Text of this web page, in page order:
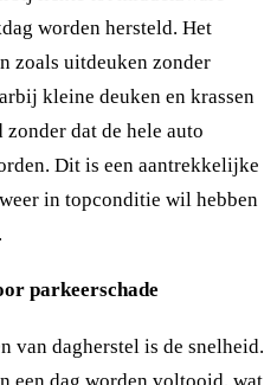
worden hersteld. Het
zoals uitdeuken zonder
kleine deuken en krassen
dat de hele auto
Dit is een aantrekkelijke
in topconditie wil hebben
parkeerschade
van dagherstel is de snelheid.